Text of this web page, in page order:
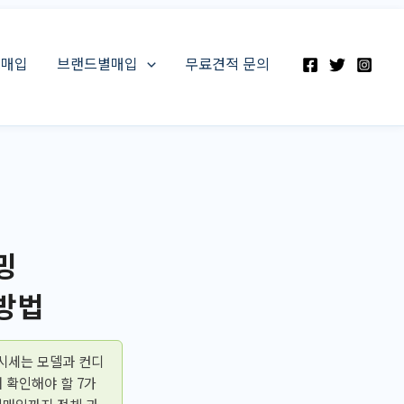
입 브랜드별매입 무료견적 문의
법
세는 모델과 컨디
확인해야 할 7가